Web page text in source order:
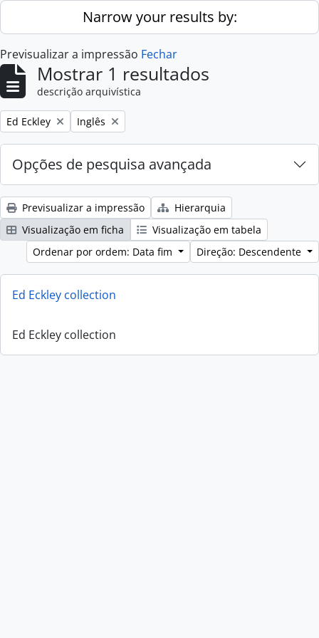
Skip to main contentNarrow your results by:
Previsualizar a impressão Fechar
Mostrar 1 resultados
descrição arquivística
Remove filter:
Ed Eckley Remove filter:
Inglês
Opções de pesquisa avançada
Previsualizar a impressão
Hierarquia
Visualização em ficha
Visualização em tabela
Ordenar por ordem: Data fim
Direção: Descendente
Ed Eckley collection
Ed Eckley collection